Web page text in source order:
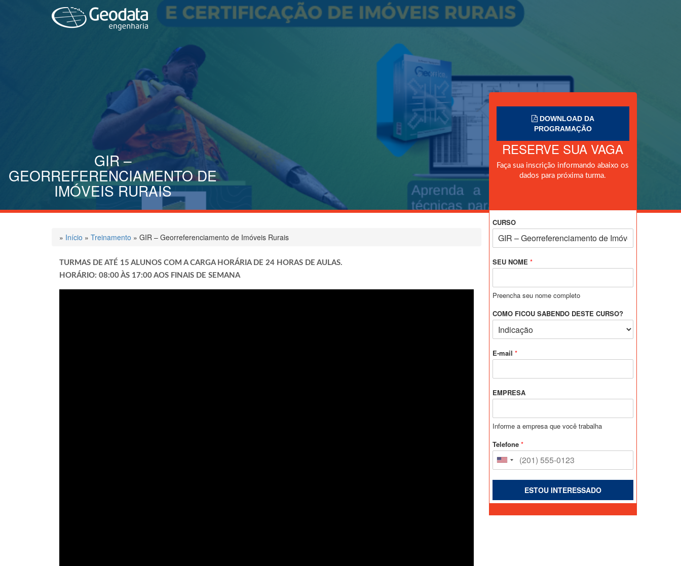
GIR –
GEORREFERENCIAMENTO DE
IMÓVEIS RURAIS
» Início » Treinamento » GIR – Georreferenciamento de Imóveis Rurais
TURMAS DE ATÉ 15 ALUNOS COM A CARGA HORÁRIA DE 24 HORAS DE AULAS.
HORÁRIO: 08:00 ÀS 17:00 AOS FINAIS DE SEMANA
DOWNLOAD DA
PROGRAMAÇÃO
RESERVE SUA VAGA
Faça sua inscrição informando abaixo os
dados para próxima turma.
CURSO
SEU NOME *
Preencha seu nome completo
COMO FICOU SABENDO DESTE CURSO?
E-mail *
EMPRESA
Informe a empresa que você trabalha
Telefone *
ESTOU INTERESSADO